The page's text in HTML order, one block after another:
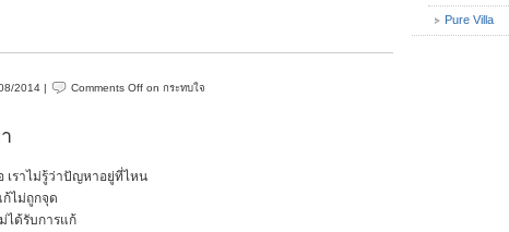
2014 | Comments Off on กระทบใจ
เราไม่รู้ว่าปัญหาอยู่ที่ไหน
ไม่ถูกจุด
ได้รับการแก้
Pure Villa